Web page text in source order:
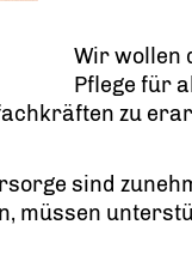
Wir wollen
Pflege für
zu
sind
müssen